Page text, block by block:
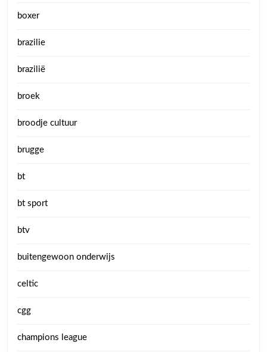
boxer
brazilie
brazilië
broek
broodje cultuur
brugge
bt
bt sport
btv
buitengewoon onderwijs
celtic
cgg
champions league